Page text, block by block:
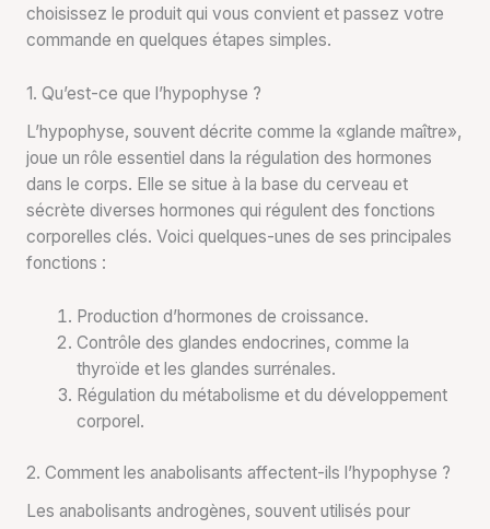
choisissez le produit qui vous convient et passez votre
commande en quelques étapes simples.
1. Qu’est-ce que l’hypophyse ?
L’hypophyse, souvent décrite comme la «glande maître»,
joue un rôle essentiel dans la régulation des hormones
dans le corps. Elle se situe à la base du cerveau et
sécrète diverses hormones qui régulent des fonctions
corporelles clés. Voici quelques-unes de ses principales
fonctions :
Production d’hormones de croissance.
Contrôle des glandes endocrines, comme la
thyroïde et les glandes surrénales.
Régulation du métabolisme et du développement
corporel.
2. Comment les anabolisants affectent-ils l’hypophyse ?
Les anabolisants androgènes, souvent utilisés pour